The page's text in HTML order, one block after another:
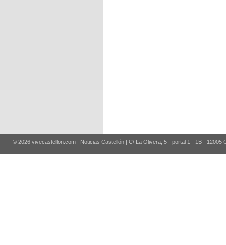
© 2026 vivecastellon.com | Noticias Castellón | C/ La Olivera, 5 - portal 1 - 1B - 12005